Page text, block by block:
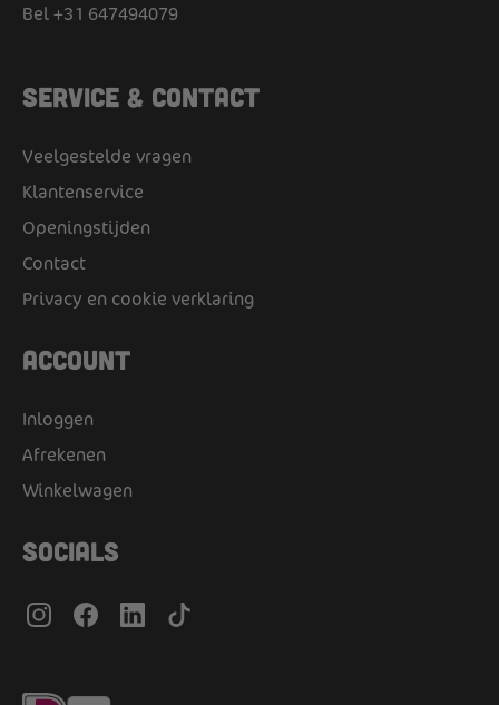
Bel+31 647494079
Service & Contact
Veelgestelde vragen
Klantenservice
Openingstijden
Contact
Privacy en cookie verklaring
Account
Inloggen
Afrekenen
Winkelwagen
Socials